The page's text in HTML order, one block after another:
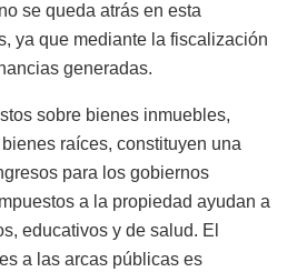
se queda atrás en esta
ya que mediante la fiscalización
generadas.
sobre bienes inmuebles,
raíces, constituyen una
para los gobiernos
a la propiedad ayudan a
educativos y de salud. El
a las arcas públicas es